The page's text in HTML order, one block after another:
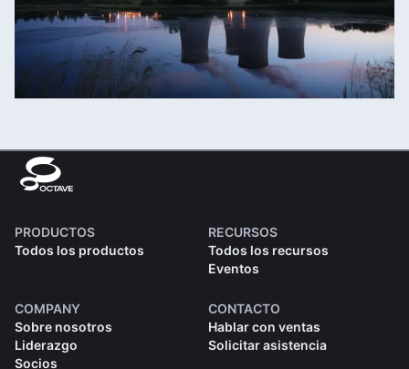
PRODUCTOS
Todos los productos
RECURSOS
Todos los recursos
Eventos
COMPANY
Sobre nosotros
Liderazgo
Socios
CONTACTO
Hablar con ventas
Solicitar asistencia